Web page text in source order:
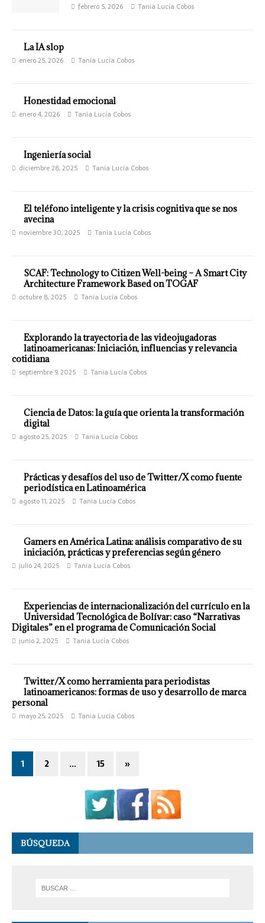
febrero 5, 2026 Tania Lucía Cobos
La IA slop
enero 25, 2026 Tania Lucía Cobos
Honestidad emocional
enero 4, 2026 Tania Lucía Cobos
Ingeniería social
diciembre 28, 2025 Tania Lucía Cobos
El teléfono inteligente y la crisis cognitiva que se nos
avecina
noviembre 30, 2025 Tania Lucía Cobos
SCAF: Technology to Citizen Well-being – A Smart City
Architecture Framework Based on TOGAF
octubre 8, 2025 Tania Lucía Cobos
Explorando la trayectoria de las videojugadoras
latinoamericanas: Iniciación, influencias y relevancia
cotidiana
septiembre 9, 2025 Tania Lucía Cobos
Ciencia de Datos: la guía que orienta la transformación
digital
agosto 25, 2025 Tania Lucía Cobos
Prácticas y desafíos del uso de Twitter/X como fuente
periodística en Latinoamérica
agosto 11, 2025 Tania Lucía Cobos
Gamers en América Latina: análisis comparativo de su
iniciación, prácticas y preferencias según género
julio 24, 2025 Tania Lucía Cobos
Experiencias de internacionalización del currículo en la
Universidad Tecnológica de Bolívar: caso “Narrativas
Digitales” en el programa de Comunicación Social
junio 2, 2025 Tania Lucía Cobos
Twitter/X como herramienta para periodistas
latinoamericanos: formas de uso y desarrollo de marca
personal
mayo 25, 2025 Tania Lucía Cobos
1 2 … 15 »
BÚSQUEDA